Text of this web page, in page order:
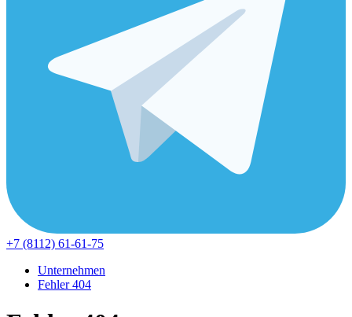
+7 (8112) 61-61-75
Unternehmen
Fehler 404